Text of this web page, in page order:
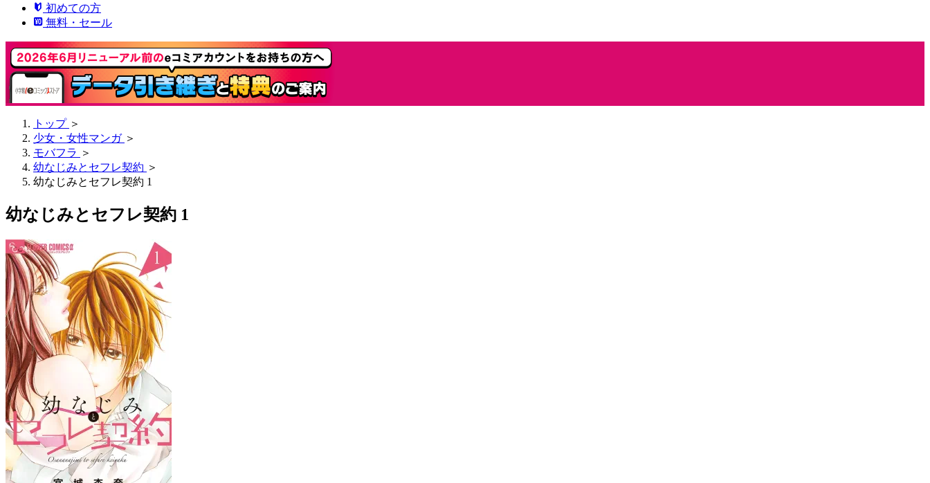
初めての方
無料・セール
トップ ＞
少女・女性マンガ ＞
モバフラ ＞
幼なじみとセフレ契約 ＞
幼なじみとセフレ契約 1
幼なじみとセフレ契約 1